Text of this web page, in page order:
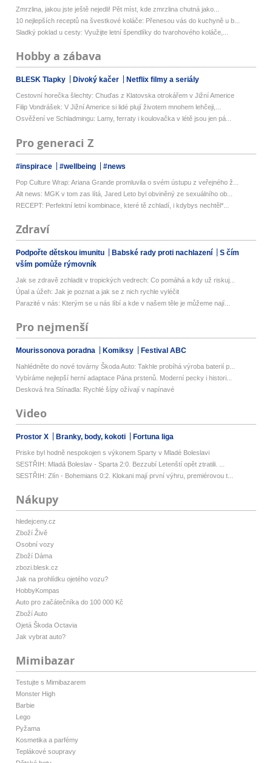
Zmrzlina, jakou jste ještě nejedli! Pět míst, kde zmrzlina chutná jako...
10 nejlepších receptů na švestkové koláče: Přenesou vás do kuchyně u b...
Sladký poklad u cesty: Využijte letní špendlíky do tvarohového koláče,...
Hobby a zábava
BLESK Tlapky Divoký kačer Netflix filmy a seriály
Cestovní horečka šlechty: Chuďas z Klatovska otrokářem v Jižní Americe
Filip Vondrášek: V Jižní Americe si lidé plují životem mnohem lehčeji,...
Osvěžení ve Schladmingu: Lamy, ferraty i koulovačka v létě jsou jen pá...
Pro generaci Z
#inspirace #wellbeing #news
Pop Culture Wrap: Ariana Grande promluvila o svém ústupu z veřejného ž...
Alt news: MGK v tom zas lítá, Jared Leto byl obviněný ze sexuálního ob...
RECEPT: Perfektní letní kombinace, které tě zchladí, i kdybys nechtěl*...
Zdraví
Podpořte dětskou imunitu Babské rady proti nachlazení
S čím
vším pomůže rýmovník
Jak se zdravě zchladit v tropických vedrech: Co pomáhá a kdy už riskuj...
Úpal a úžeh: Jak je poznat a jak se z nich rychle vyléčit
Parazité v nás: Kterým se u nás líbí a kde v našem těle je můžeme nají...
Pro nejmenší
Mourissonova poradna Komiksy Festival ABC
Nahlédněte do nové továrny Škoda Auto: Takhle probíhá výroba baterií p...
Vybíráme nejlepší herní adaptace Pána prstenů. Moderní pecky i histori...
Desková hra Stínadla: Rychlé šípy ožívají v napínavé
Video
Prostor X Branky, body, kokoti Fortuna liga
Priske byl hodně nespokojen s výkonem Sparty v Mladé Boleslavi
SESTŘIH: Mladá Boleslav - Sparta 2:0. Bezzubí Letenští opět ztratili. ...
SESTŘIH: Zlín - Bohemians 0:2. Klokani mají první výhru, premiérovou t...
Nákupy
hledejceny.cz
Zboží Živě
Osobní vozy
Zboží Dáma
zbozi.blesk.cz
Jak na prohlídku ojetého vozu?
HobbyKompas
Auto pro začátečníka do 100 000 Kč
Zboží Auto
Ojetá Škoda Octavia
Jak vybrat auto?
Mimibazar
Testujte s Mimibazarem
Monster High
Barbie
Lego
Pyžama
Kosmetika a parfémy
Teplákové soupravy